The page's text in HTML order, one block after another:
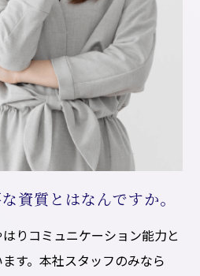
資質とはなんですか。
りコミュニケーション能力と
す。本社スタッフのみなら